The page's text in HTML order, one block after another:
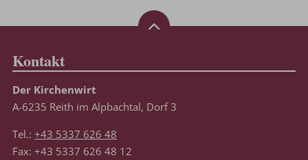
Kontakt
Der Kirchenwirt
A-6235 Reith im Alpbachtal, Dorf 3
Tel.:+43 5337 626 48
Fax: +43 5337 626 48 12